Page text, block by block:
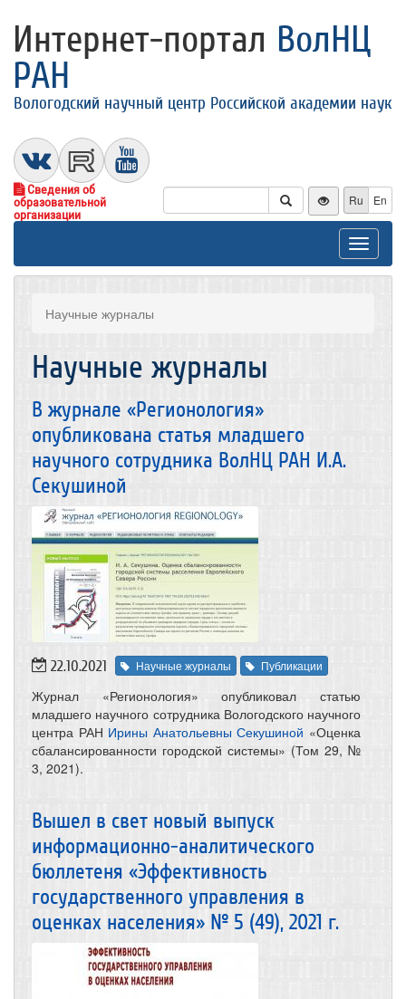
Интернет-портал ВолНЦ
РАН
Вологодский научный центр Российской академии наук
Сведения об
образовательной
организации
Ru En
Toggle
Научные журналы
Научные журналы
В журнале «Регионология»
опубликована статья младшего
научного сотрудника ВолНЦ РАН И.А.
Секушиной
22.10.2021 Научные журналы Публикации
Журнал «Регионология» опубликовал статью
младшего научного сотрудника Вологодского научного
центра РАН Ирины Анатольевны Секушиной «Оценка
сбалансированности городской системы» (Том 29, №
3, 2021).
Вышел в свет новый выпуск
информационно-аналитического
бюллетеня «Эффективность
государственного управления в
оценках населения» № 5 (49), 2021 г.